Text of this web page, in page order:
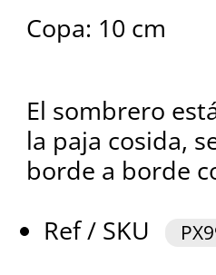
Copa: 10 cm
El sombrero
la paja cosida,
borde a borde
Ref / SKU